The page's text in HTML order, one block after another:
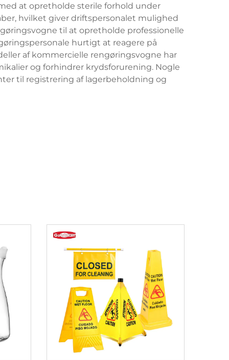
at opretholde sterile forhold under
hvilket giver driftspersonalet mulighed
til at opretholde professionelle
hurtigt at reagere på
af kommercielle rengøringsvogne har
og forhindrer krydsforurening. Nogle
til registrering af lagerbeholdning og